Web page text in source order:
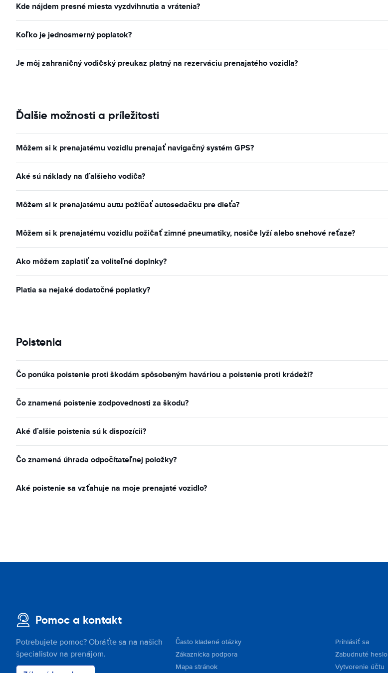
Kde nájdem presné miesta vyzdvihnutia a vrátenia?
Koľko je jednosmerný poplatok?
Je môj zahraničný vodičský preukaz platný na rezerváciu prenajatého vozidla?
Ďalšie možnosti a príležitosti
Môžem si k prenajatému vozidlu prenajať navigačný systém GPS?
Aké sú náklady na ďalšieho vodiča?
Môžem si k prenajatému autu požičať autosedačku pre dieťa?
Môžem si k prenajatému vozidlu požičať zimné pneumatiky, nosiče lyží alebo snehové reťaze?
Ako môžem zaplatiť za voliteľné doplnky?
Platia sa nejaké dodatočné poplatky?
Poistenia
Čo ponúka poistenie proti škodám spôsobeným haváriou a poistenie proti krádeži?
Čo znamená poistenie zodpovednosti za škodu?
Aké ďalšie poistenia sú k dispozícii?
Čo znamená úhrada odpočítateľnej položky?
Aké poistenie sa vzťahuje na moje prenajaté vozidlo?
Pomoc a kontakt
Potrebujete pomoc? Obráťte sa na našich
špecialistov na prenájom.
Často kladené otázky
Zákaznícka podpora
Mapa stránok
Prihlásiť sa
Zabudnuté heslo
Vytvorenie účtu